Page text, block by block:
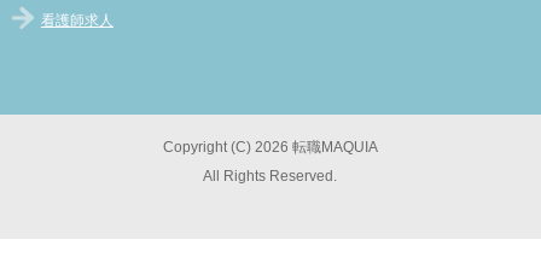
看護師求人
Copyright (C) 2026 転職MAQUIA
All Rights Reserved.